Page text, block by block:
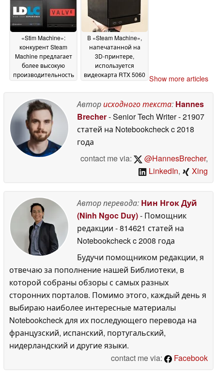
«Stim Machine»:
конкурент Steam
Machine предлагает
более высокую
производительность
В «Steam Machine»,
напечатанной на
3D-принтере,
используется
видеокарта RTX 5060 Show more articles
Авторисходного текста: Hannes
Brecher- Senior Tech Writer- 21907
статей на Notebookcheckc 2018
года
contact me via:
@HannesBrecher,
LinkedIn, Xing
Автор перевода: Нин Нгок Дуй
(Ninh Ngoc Duy)- Помощник
редакции - 814621 статей на
Notebookcheckc 2008 года
Будучи помощником редакции, я
отвечаю за пополнение нашей Библиотеки, в
которой собраны обзоры с самых разных
сторонних порталов. Помимо этого, каждый день я
выбираю наиболее интересные материалы
Notebookcheck для их последующего перевода на
французский, испанский, португальский,
нидерландский и другие языки.
contact me via:
Facebook